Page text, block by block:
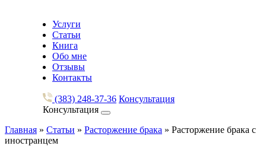
Услуги
Статьи
Книга
Обо мне
Отзывы
Контакты
(383) 248-37-36 Консультация
Консультация
Главная » Статьи » Расторжение брака » Расторжение брака с
иностранцем